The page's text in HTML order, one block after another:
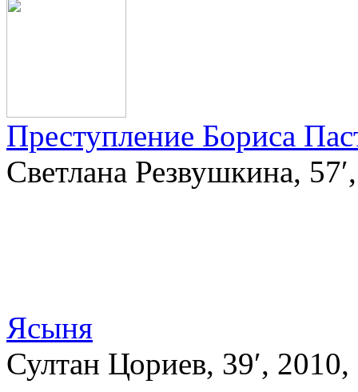
Преступление Бориса
Светлана Резвушкина,
Ясыня
Султан Цориев, 39′,